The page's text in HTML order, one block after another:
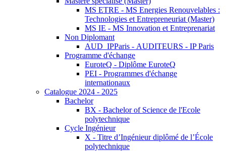
MS ETRE - MS Energies Renouvelables :
Technologies et Entrepreneuriat (Master)
MS IE - MS Innovation et Entreprenariat
Non Diplomant
AUD_IPParis - AUDITEURS - IP Paris
Programme d'échange
EuroteQ - Diplôme EuroteQ
PEI - Programmes d'échange
internationaux
Catalogue 2024 - 2025
Bachelor
BX - Bachelor of Science de l'Ecole
polytechnique
Cycle Ingénieur
X - Titre d’Ingénieur diplômé de l’École
polytechnique